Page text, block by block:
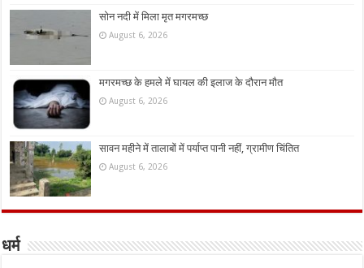
सोन नदी में मिला मृत मगरमच्छ
August 6, 2026
मगरमच्छ के हमले में घायल की इलाज के दौरान मौत
August 6, 2026
सावन महीने में तालाबों में पर्याप्त पानी नहीं, ग्रामीण चिंतित
August 6, 2026
धर्म